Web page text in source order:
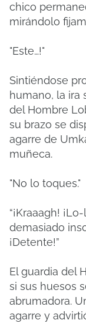
chico
mirándolo
"Este…!"
Sintiéndose
humano, la ira
del Hombre
su brazo se
agarre de
muñeca.
"No lo toques."
“¡Kraaagh!
demasiado
¡Detente!”
El guardia del
si sus huesos
abrumadora.
agarre y